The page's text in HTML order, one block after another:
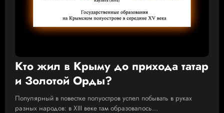
Кто жил в Крыму до прихода татар
и Золотой Орды?
Популярный в повестке полуостров успел побывать в руках
разных народов: в XIII веке там образовалось…